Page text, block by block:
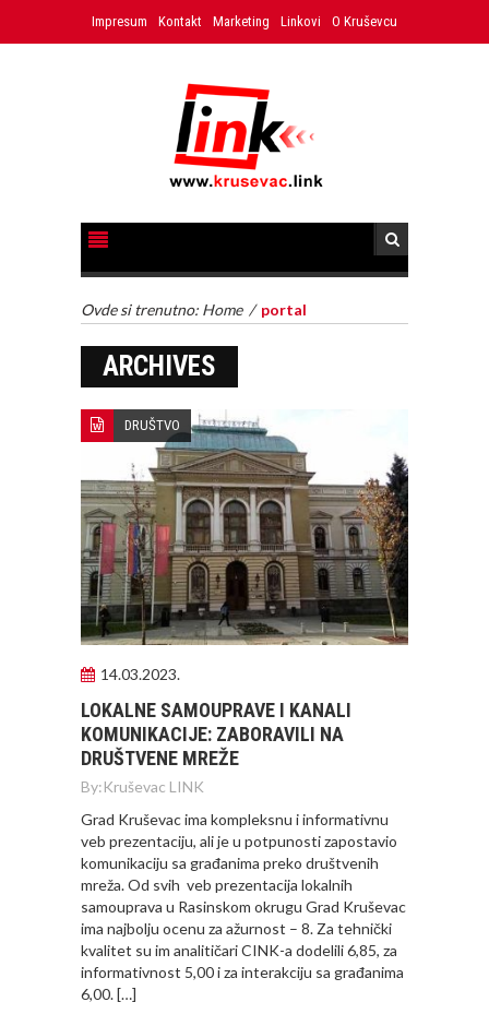
Impresum Kontakt Marketing Linkovi O Kruševcu
Ovde si trenutno: Home / portal
ARCHIVES
DRUŠTVO
14.03.2023.
LOKALNE SAMOUPRAVE I KANALI
KOMUNIKACIJE: ZABORAVILI NA
DRUŠTVENE MREŽE
By:Kruševac LINK
Grad Kruševac ima kompleksnu i informativnu
veb prezentaciju, ali je u potpunosti zapostavio
komunikaciju sa građanima preko društvenih
mreža. Od svih veb prezentacija lokalnih
samouprava u Rasinskom okrugu Grad Kruševac
ima najbolju ocenu za ažurnost – 8. Za tehnički
kvalitet su im analitičari CINK-a dodelili 6,85, za
informativnost 5,00 i za interakciju sa građanima
6,00. […]